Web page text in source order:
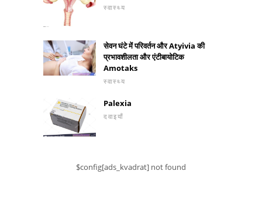
स्वास्थ्य
सेवन घंटे में परिवर्तन और Atyivia की
प्रभावशीलता और एंटीबायोटिक
Amotaks
स्वास्थ्य
Palexia
दवाइयाँ
$config[ads_kvadrat] not found